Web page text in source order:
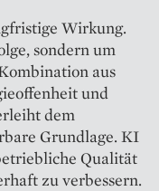
Wirkung.
sondern um
aus
und
dem
Grundlage. KI
Qualität
zu verbessern.